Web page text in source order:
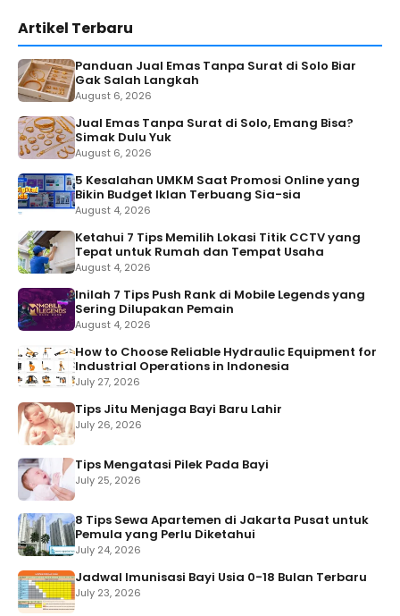
Artikel Terbaru
Panduan Jual Emas Tanpa Surat di Solo Biar
Gak Salah Langkah
August 6, 2026
Jual Emas Tanpa Surat di Solo, Emang Bisa?
Simak Dulu Yuk
August 6, 2026
5 Kesalahan UMKM Saat Promosi Online yang
Bikin Budget Iklan Terbuang Sia-sia
August 4, 2026
Ketahui 7 Tips Memilih Lokasi Titik CCTV yang
Tepat untuk Rumah dan Tempat Usaha
August 4, 2026
Inilah 7 Tips Push Rank di Mobile Legends yang
Sering Dilupakan Pemain
August 4, 2026
How to Choose Reliable Hydraulic Equipment for
Industrial Operations in Indonesia
July 27, 2026
Tips Jitu Menjaga Bayi Baru Lahir
July 26, 2026
Tips Mengatasi Pilek Pada Bayi
July 25, 2026
8 Tips Sewa Apartemen di Jakarta Pusat untuk
Pemula yang Perlu Diketahui
July 24, 2026
Jadwal Imunisasi Bayi Usia 0-18 Bulan Terbaru
July 23, 2026